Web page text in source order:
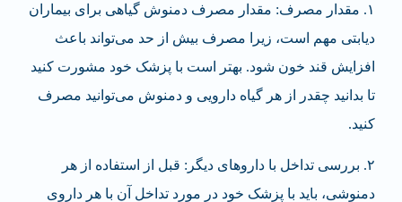
۱. مقدار مصرف: مقدار مصرف دمنوش گیاهی برای بیماران
دیابتی مهم است، زیرا مصرف بیش از حد می‌تواند باعث
افزایش قند خون شود. بهتر است با پزشک خود مشورت کنید
تا بدانید چقدر از هر گیاه دارویی و دمنوش می‌توانید مصرف
کنید.
۲. بررسی تداخل با داروهای دیگر : قبل از استفاده از هر
دمنوشی، باید با پزشک خود در مورد تداخل آن با هر داروی